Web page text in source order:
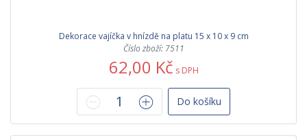
Dekorace vajíčka v hnízdě na platu 15 x 10 x 9 cm
Číslo zboží: 7511
62,00 Kč s DPH
Do košíku